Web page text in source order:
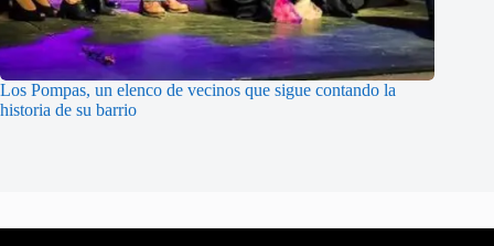
Los Pompas, un elenco de vecinos que sigue contando la
historia de su barrio